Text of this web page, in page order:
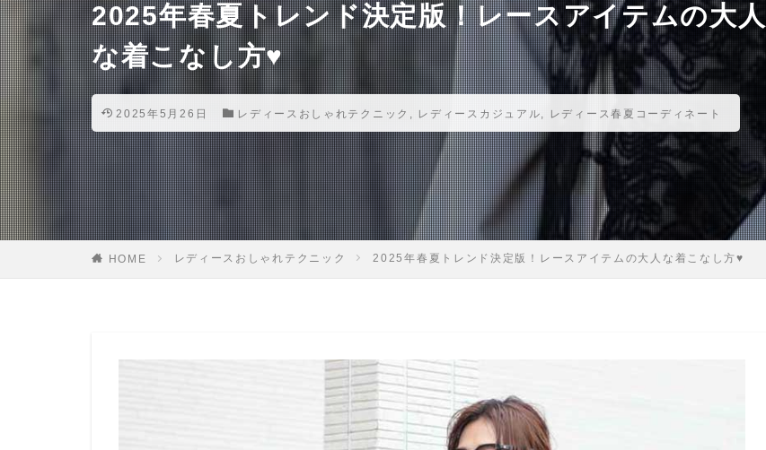
2025年春夏トレンド決定版！レースアイテムの大人
な着こなし方♥
2025年5月26日 レディースおしゃれテクニック , レディースカジュアル, レディース春夏コーディネート
HOME レディースおしゃれテクニック 2025年春夏トレンド決定版！レースアイテムの大人な着こなし方♥